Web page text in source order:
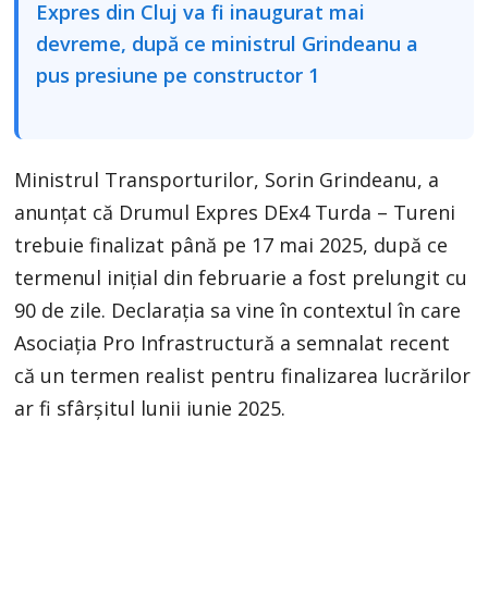
Ministrul Transporturilor, Sorin Grindeanu, a
anunțat că Drumul Expres DEx4 Turda – Tureni
trebuie finalizat până pe 17 mai 2025, după ce
termenul inițial din februarie a fost prelungit cu
90 de zile. Declarația sa vine în contextul în care
Asociația Pro Infrastructură a semnalat recent
că un termen realist pentru finalizarea lucrărilor
ar fi sfârșitul lunii iunie 2025.